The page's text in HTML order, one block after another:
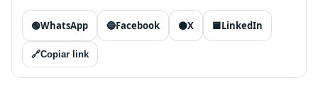
🟢WhatsApp 🔵Facebook ⚫X 🟦LinkedIn
🔗Copiar link